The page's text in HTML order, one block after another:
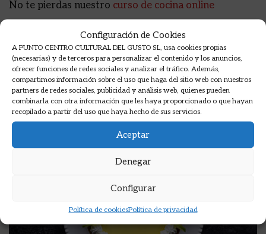
Configuración de Cookies
A PUNTO CENTRO CULTURAL DEL GUSTO SL, usa cookies propias
(necesarias) y de terceros para personalizar el contenido y los anuncios,
ofrecer funciones de redes sociales y analizar el tráfico. Además,
compartimos información sobre el uso que haga del sitio web con nuestros
partners de redes sociales, publicidad y análisis web, quienes pueden
combinarla con otra información que les haya proporcionado o que hayan
recopilado a partir del uso que haya hecho de sus servicios.
Aceptar
Denegar
Configurar
Política de cookiesPolítica de privacidad
No te pierdas nuestro curso de cocina online
Categoría:Recetas| Comentarios: 0
Cursos relacionados